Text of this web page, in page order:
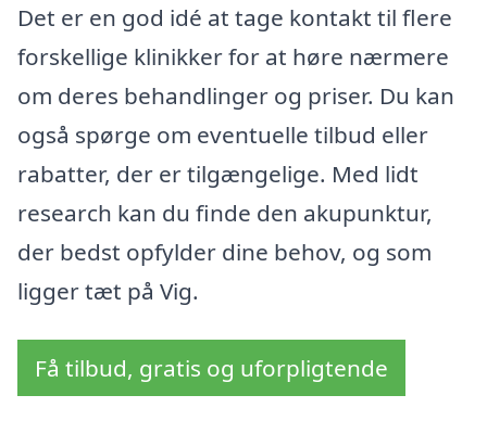
Det er en god idé at tage kontakt til flere
forskellige klinikker for at høre nærmere
om deres behandlinger og priser. Du kan
også spørge om eventuelle tilbud eller
rabatter, der er tilgængelige. Med lidt
research kan du finde den akupunktur,
der bedst opfylder dine behov, og som
ligger tæt på Vig.
Få tilbud, gratis og uforpligtende